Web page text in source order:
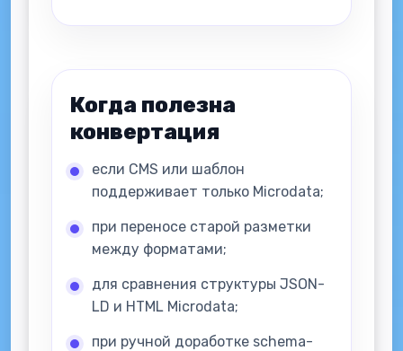
Когда полезна
конвертация
если CMS или шаблон
поддерживает только Microdata;
при переносе старой разметки
между форматами;
для сравнения структуры JSON-
LD и HTML Microdata;
при ручной доработке schema-